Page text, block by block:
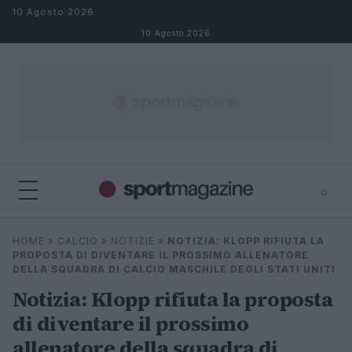
Salta al contenuto
10 Agosto 2026
10 Agosto 2026
⌕
Cerca
⌕
HOME » CALCIO » NOTIZIE » NOTIZIA: KLOPP RIFIUTA LA
PROPOSTA DI DIVENTARE IL PROSSIMO ALLENATORE
DELLA SQUADRA DI CALCIO MASCHILE DEGLI STATI UNITI
Notizia: Klopp rifiuta la proposta
di diventare il prossimo